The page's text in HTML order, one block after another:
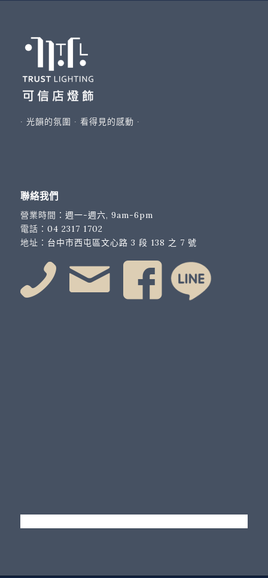
∙ 光韻的氛圍 ∙ 看得見的感動 ∙
聯絡我們
營業時間： 週一-週六, 9am-6pm
電話： 04 2317 1702
地址： 台中市西屯區文心路 3 段 138 之 7 號